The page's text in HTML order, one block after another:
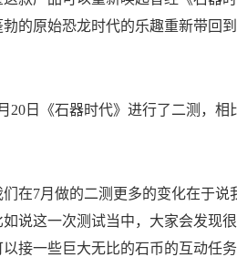
的原始恐龙时代的乐趣重新带回到
日《石器时代》进行了二测，相
7月做的二测更多的变化在于说
说这一次测试当中，大家会发现
接一些巨大无比的石币的互动任